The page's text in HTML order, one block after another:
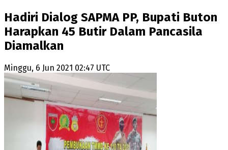
Hadiri Dialog SAPMA PP, Bupati Buton
Harapkan 45 Butir Dalam Pancasila
Diamalkan
Minggu, 6 Jun 2021 02:47 UTC